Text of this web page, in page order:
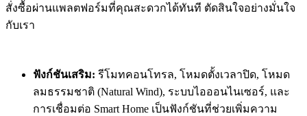
สั่งซื้อผ่านแพลตฟอร์มที่คุณสะดวกได้ทันที ตัดสินใจอย่างมั่นใจ
กับเรา
ฟังก์ชันเสริม: รีโมทคอนโทรล, โหมดตั้งเวลาปิด, โหมด
ลมธรรมชาติ (Natural Wind), ระบบไอออนไนเซอร์, และ
การเชื่อมต่อ Smart Home เป็นฟังก์ชันที่ช่วยเพิ่มความ